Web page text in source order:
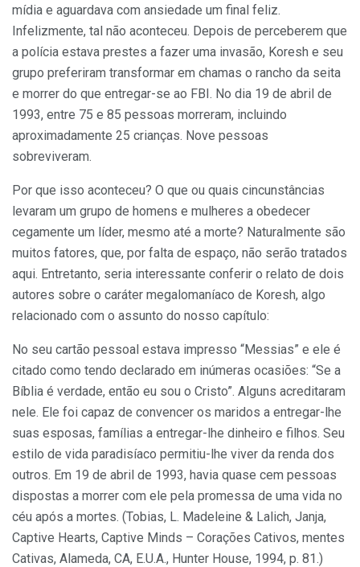
mídia e aguardava com ansiedade um final feliz.
Infelizmente, tal não aconteceu. Depois de perceberem que
a polícia estava prestes a fazer uma invasão, Koresh e seu
grupo preferiram transformar em chamas o rancho da seita
e morrer do que entregar-se ao FBI. No dia 19 de abril de
1993, entre 75 e 85 pessoas morreram, incluindo
aproximadamente 25 crianças. Nove pessoas
sobreviveram.
Por que isso aconteceu? O que ou quais cincunstâncias
levaram um grupo de homens e mulheres a obedecer
cegamente um líder, mesmo até a morte? Naturalmente são
muitos fatores, que, por falta de espaço, não serão tratados
aqui. Entretanto, seria interessante conferir o relato de dois
autores sobre o caráter megalomaníaco de Koresh, algo
relacionado com o assunto do nosso capítulo:
No seu cartão pessoal estava impresso “Messias” e ele é
citado como tendo declarado em inúmeras ocasiões: “Se a
Bíblia é verdade, então eu sou o Cristo”. Alguns acreditaram
nele. Ele foi capaz de convencer os maridos a entregar-lhe
suas esposas, famílias a entregar-lhe dinheiro e filhos. Seu
estilo de vida paradisíaco permitiu-lhe viver da renda dos
outros. Em 19 de abril de 1993, havia quase cem pessoas
dispostas a morrer com ele pela promessa de uma vida no
céu após a mortes. (Tobias, L. Madeleine & Lalich, Janja,
Captive Hearts, Captive Minds – Corações Cativos, mentes
Cativas, Alameda, CA, E.U.A., Hunter House, 1994, p. 81.)